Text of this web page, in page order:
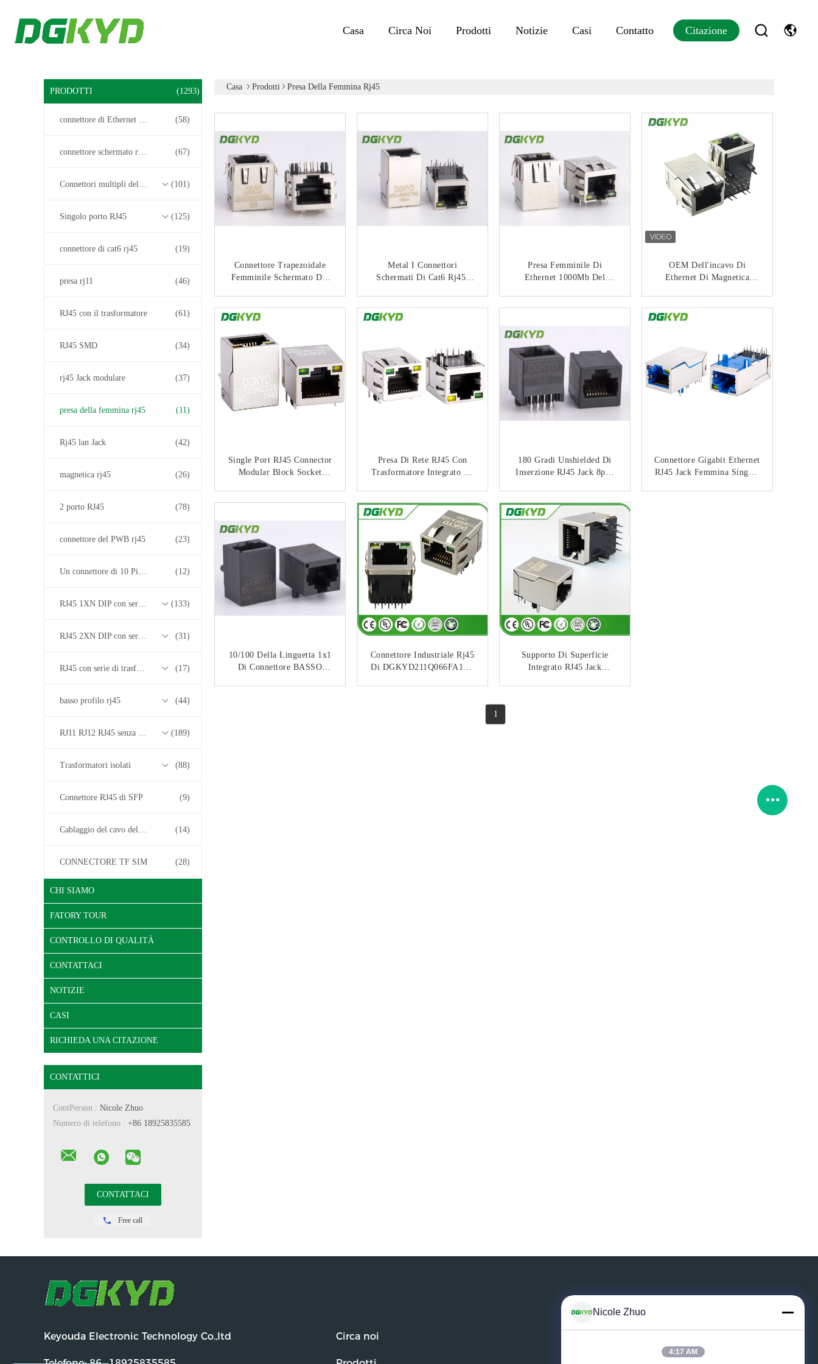
Casa Circa Noi Prodotti Notizie Casi Contatto Citazione
PRODOTTI (1293)
connettore di Ethernet rj45 (58)
connettore schermato rj45 (67)
Connettori multipli del porto RJ45 (101)
Singolo porto RJ45 (125)
connettore di cat6 rj45 (19)
presa rj11 (46)
RJ45 con il trasformatore (61)
RJ45 SMD (34)
rj45 Jack modulare (37)
presa della femmina rj45 (11)
Rj45 lan Jack (42)
magnetica rj45 (26)
2 porto RJ45 (78)
connettore del PWB rj45 (23)
Un connettore di 10 Pin RJ45 (12)
RJ45 1XN DIP con serie di trasformatori base-T 10/100/1000M (133)
RJ45 2XN DIP con serie di trasformatori base-T 10/100/1000M (31)
RJ45 con serie di trasformatori 2.5G/5G/10G Base-T (17)
basso profilo rj45 (44)
RJ11 RJ12 RJ45 senza serie di trasformatori (189)
Trasformatori isolati (88)
Connettore RJ45 di SFP (9)
Cablaggio del cavo del connettore (14)
CONNECTORE TF SIM (28)
CHI SIAMO
FATORY TOUR
CONTROLLO DI QUALITÀ
CONTATTACI
NOTIZIE
CASI
RICHIEDA UNA CITAZIONE
CONTATTICI
ContPerson : Nicole Zhuo
Numero di telefono : +86 18925835585
Free call
Casa Prodotti Presa Della Femmina Rj45
Connettore Trapezoidale
Femminile Schermato Del
CONTATTACI
Metal I Connettori
Schermati Di Cat6 Rj45,
CONTATTACI
Presa Femminile Di
Ethernet 1000Mb Del
CONTATTACI
OEM Dell'incavo Di
Ethernet Di Magnetica
Del PWB Di
CONTATTACI
Single Port RJ45 Connector
Modular Block Socket
CONTATTACI
Presa Di Rete RJ45 Con
Trasformatore Integrato Da
SH105GYENL
CONTATTACI
180 Gradi Unshielded Di
Inserzione RJ45 Jack 8p8c
CONTATTACI
Connettore Gigabit Ethernet
RJ45 Jack Femmina Singola
10/100 Della Linguetta 1x1
Di Connettore BASSO
Connettore Industriale Rj45
Di DGKYD211Q066FA1A5
Supporto Di Superficie
Integrato RJ45 Jack
1
Keyouda Electronic Technology Co.,ltd Circa noi
Nicole Zhuo
4:17 AM